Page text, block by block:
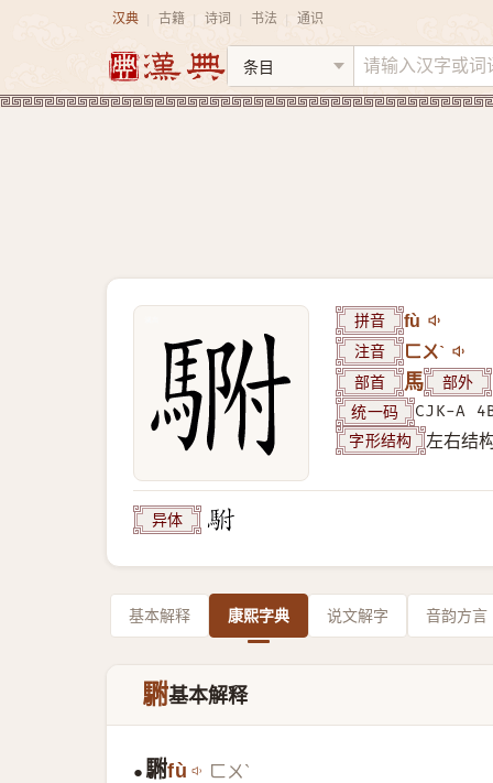
汉典 古籍 诗词 书法 通识
拼音 fù
注音 ㄈㄨˋ
部首 馬 部外
统一码 CJK-A
字形结构 左右结
异体
基本解释 康熙字典 说文解字 音韵方言
䮛基本解释
● 䮛fù ㄈㄨˋ